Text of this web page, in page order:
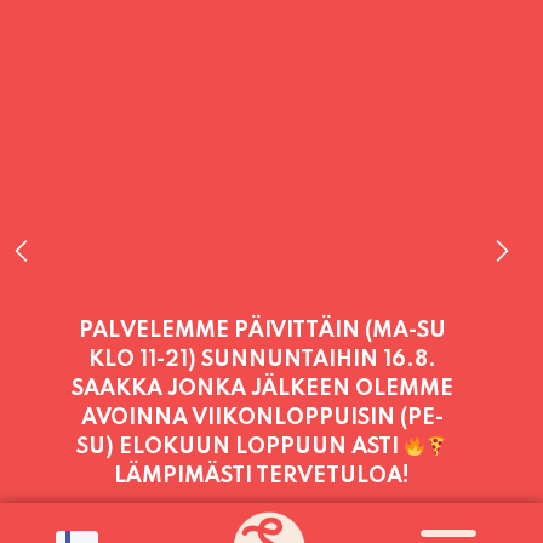
PALVELEMME TÄNÄÄN:
SUNNUNTAI 11:00 - 21:00
PALVELEMME PÄIVITTÄIN (MA-SU
KLO 11-21) SUNNUNTAIHIN 16.8.
SAAKKA JONKA JÄLKEEN OLEMME
AVOINNA VIIKONLOPPUISIN (PE-
SU) ELOKUUN LOPPUUN ASTI